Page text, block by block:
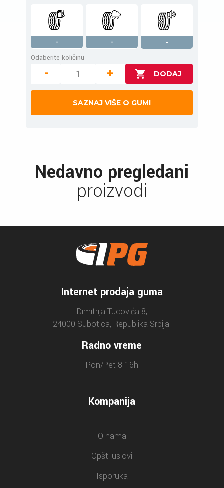
- -
-
Odaberite količinu
- +
SAZNAJ VIŠE O GUMI
Nedavno pregledani
proizvodi
Internet prodaja guma
Dimitrija Tucovića 8,
24000 Subotica, Republika Srbija.
Radno vreme
Pon/Pet 8-16h
Kompanija
O nama
Opšti uslovi
Isporuka